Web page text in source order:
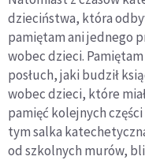
dzieciństwa, która
pamiętam ani jednego
wobec dzieci.
posłuch, jaki budził
wobec dzieci, które
pamięć kolejnych
tym salka
od szkolnych murów,